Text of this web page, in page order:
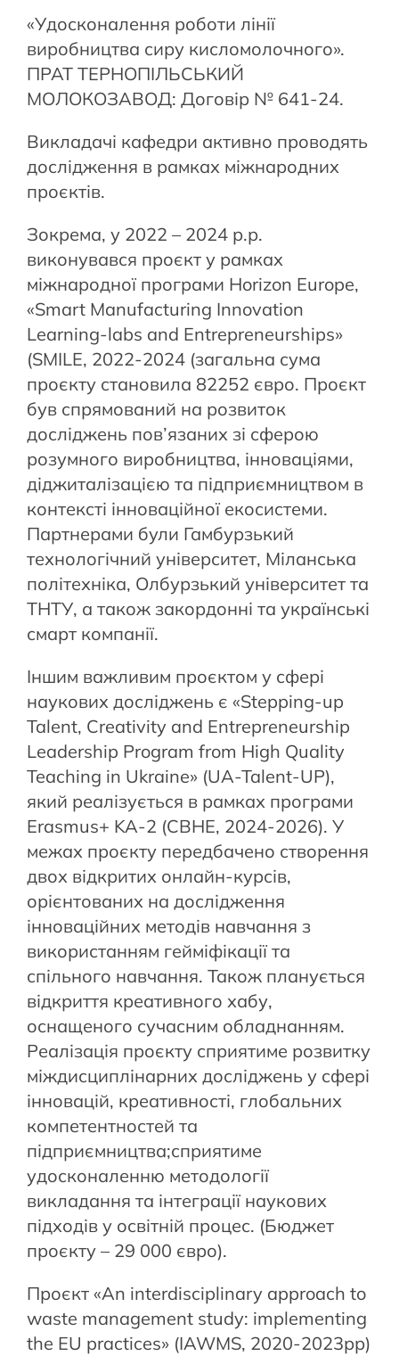
«Удосконалення роботи лінії
виробництва сиру кисломолочного».
ПРАТ ТЕРНОПІЛЬСЬКИЙ
МОЛОКОЗАВОД: Договір № 641-24.
Викладачі кафедри активно проводять
дослідження в рамках міжнародних
проєктів.
Зокрема, у 2022 – 2024 р.р.
виконувався проєкт у рамках
міжнародної програми Horizon Europe,
«Smart Manufacturing Innovation
Learning-labs and Entrepreneurships»
(SMILE, 2022-2024 (загальна сума
проєкту становила 82252 євро. Проєкт
був спрямований на розвиток
досліджень пов’язаних зі сферою
розумного виробництва, інноваціями,
діджиталізацією та підприємництвом в
контексті інноваційної екосистеми.
Партнерами були Гамбурзький
технологічний університет, Міланська
політехніка, Олбурзький університет та
ТНТУ, а також закордонні та українські
смарт компанії.
Іншим важливим проєктом у сфері
наукових досліджень є «Stepping-up
Talent, Creativity and Entrepreneurship
Leadership Program from High Quality
Teaching in Ukraine» (UA-Talent-UP),
який реалізується в рамках програми
Erasmus+ KA-2 (CBHE, 2024-2026). У
межах проєкту передбачено створення
двох відкритих онлайн-курсів,
орієнтованих на дослідження
інноваційних методів навчання з
використанням гейміфікації та
спільного навчання. Також планується
відкриття креативного хабу,
оснащеного сучасним обладнанням.
Реалізація проєкту сприятиме розвитку
міждисциплінарних досліджень у сфері
інновацій, креативності, глобальних
компетентностей та
підприємництва;сприятиме
удосконаленню методології
викладання та інтеграції наукових
підходів у освітній процес. (Бюджет
проєкту – 29 000 євро).
Проєкт «An interdisciplinary approach to
waste management study: implementing
the EU practices» (IAWMS, 2020-2023рр)